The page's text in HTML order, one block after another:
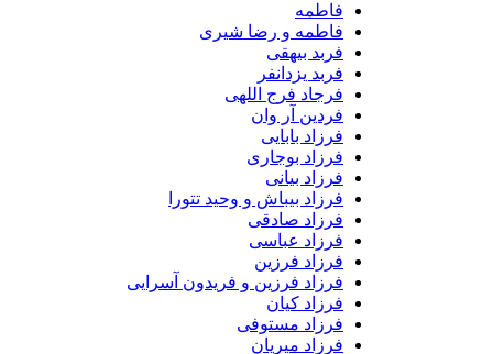
فاطمه و رضا شیری
فربد بیهقی
فربد یزدانفر
فرجاد فرج اللهی
فردین آر وان
فرزاد بابایی
فرزاد بوجاری
فرزاد بیانی
فرزاد بیباش و وحید تتورا
فرزاد صادقی
فرزاد عباسی
فرزاد فرزین
فرزاد فرزین و فریدون آسرایی
فرزاد کیان
فرزاد مستوفی
فرزاد میریان